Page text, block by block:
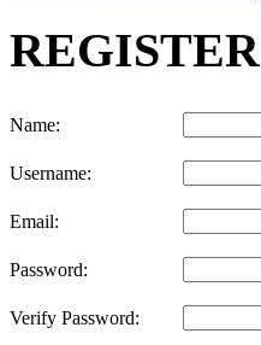
REGISTER
Name:
Username:
Email:
Password:
Verify Password: